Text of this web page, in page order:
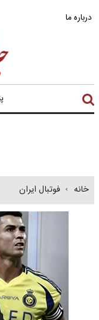
درباره ما
خانه فوتبال ایران